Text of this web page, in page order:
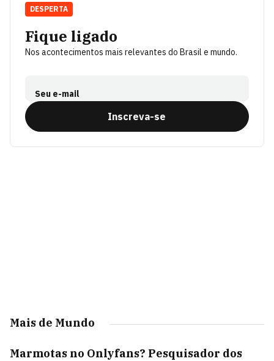
Fique ligado
Nos acontecimentos mais relevantes do Brasil e mundo.
Seu e-mail
Inscreva-se
DESPERTA
Mais de Mundo
Marmotas no Onlyfans? Pesquisador dos